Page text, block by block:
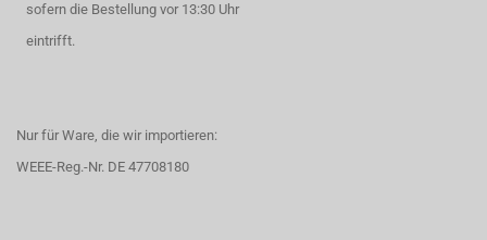
sofern die Bestellung vor 13:30 Uhr
eintrifft.
Nur für Ware, die wir importieren:
WEEE-Reg.-Nr. DE 47708180